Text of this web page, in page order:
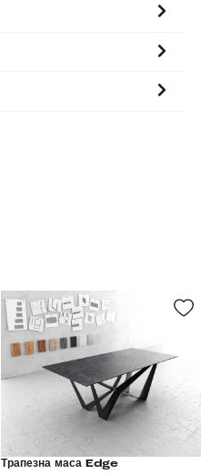
Трапезна маса Edge